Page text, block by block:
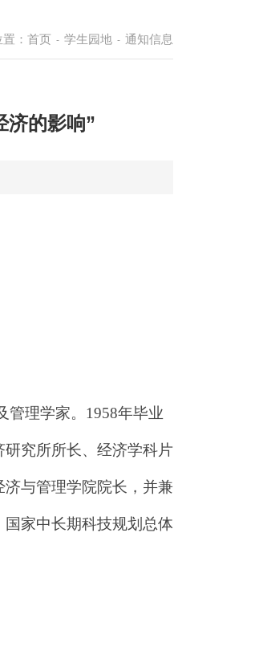
： 首页 - 学生园地 - 通知信息
济的影响”
管理学家。1958年毕业
究所所长、经济学科片
与管理学院院长，并兼
家中长期科技规划总体